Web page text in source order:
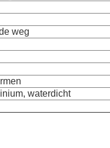
weg
waterdicht